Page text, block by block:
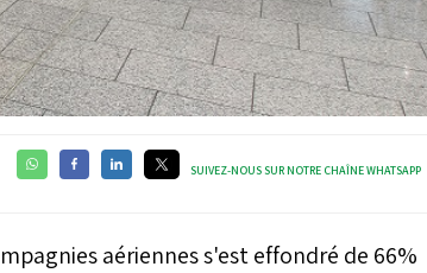
SUIVEZ-NOUS SUR NOTRE CHAÎNE WHATSAPP
aériennes s'est effondré de 66%